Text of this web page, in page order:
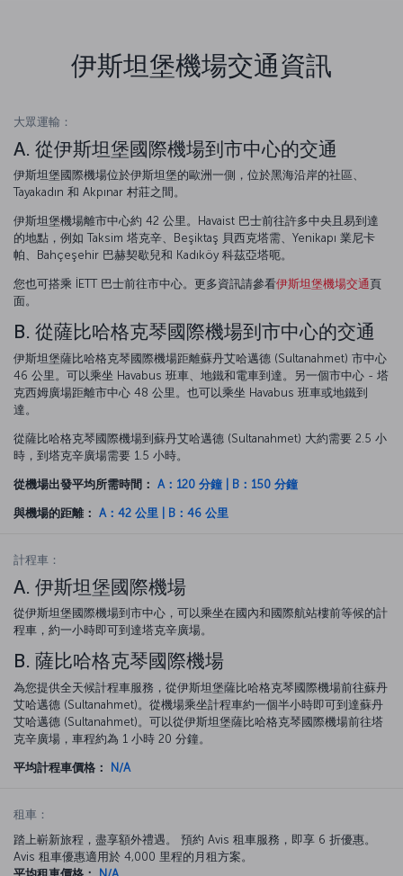
伊斯坦堡機場交通資訊
大眾運輸：
A. 從伊斯坦堡國際機場到市中心的交通
伊斯坦堡國際機場位於伊斯坦堡的歐洲一側，位於黑海沿岸的社區、
Tayakadın 和 Akpınar 村莊之間。
伊斯坦堡機場離市中心約 42 公里。Havaist 巴士前往許多中央且易到達
的地點，例如 Taksim 塔克辛、Beşiktaş 貝西克塔需、Yenikapı 業尼卡
帕、Bahçeşehir 巴赫契歇兒和 Kadıköy 科茲亞塔呃。
您也可搭乘 İETT 巴士前往市中心。更多資訊請參看伊斯坦堡機場交通頁
面。
B. 從薩比哈格克琴國際機場到市中心的交通
伊斯坦堡薩比哈格克琴國際機場距離蘇丹艾哈邁德 (Sultanahmet) 市中心
46 公里。可以乘坐 Havabus 班車、地鐵和電車到達。另一個市中心 - 塔
克西姆廣場距離市中心 48 公里。也可以乘坐 Havabus 班車或地鐵到
達。
從薩比哈格克琴國際機場到蘇丹艾哈邁德 (Sultanahmet) 大約需要 2.5 小
時，到塔克辛廣場需要 1.5 小時。
從機場出發平均所需時間： A：120 分鐘 | B：150 分鐘
與機場的距離： A：42 公里 | B：46 公里
計程車：
A. 伊斯坦堡國際機場
從伊斯坦堡國際機場到市中心，可以乘坐在國內和國際航站樓前等候的計
程車，約一小時即可到達塔克辛廣場。
B. 薩比哈格克琴國際機場
為您提供全天候計程車服務，從伊斯坦堡薩比哈格克琴國際機場前往蘇丹
艾哈邁德 (Sultanahmet)。從機場乘坐計程車約一個半小時即可到達蘇丹
艾哈邁德 (Sultanahmet)。可以從伊斯坦堡薩比哈格克琴國際機場前往塔
克辛廣場，車程約為 1 小時 20 分鐘。
平均計程車價格： N/A
租車：
踏上嶄新旅程，盡享額外禮遇。 預約 Avis 租車服務，即享 6 折優惠。
Avis 租車優惠適用於 4,000 里程的月租方案。